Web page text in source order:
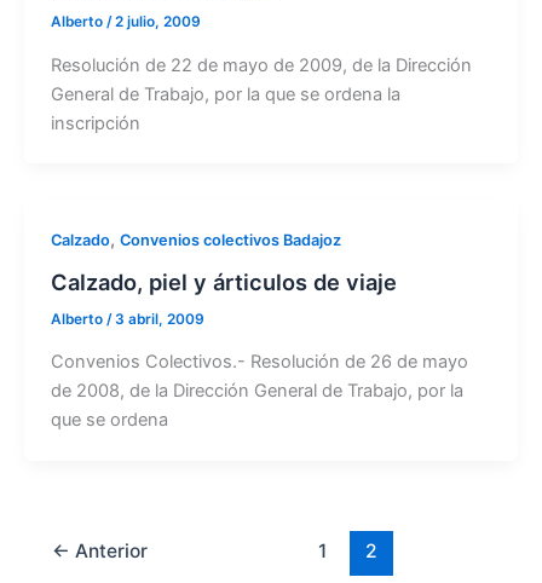
Alberto /2 julio, 2009
Resolución de 22 de mayo de 2009, de la Dirección
General de Trabajo, por la que se ordena la
inscripción
Calzado, Convenios colectivos Badajoz
Calzado, piel y árticulos de viaje
Alberto /3 abril, 2009
Convenios Colectivos.- Resolución de 26 de mayo
de 2008, de la Dirección General de Trabajo, por la
que se ordena
← Anterior 1 2